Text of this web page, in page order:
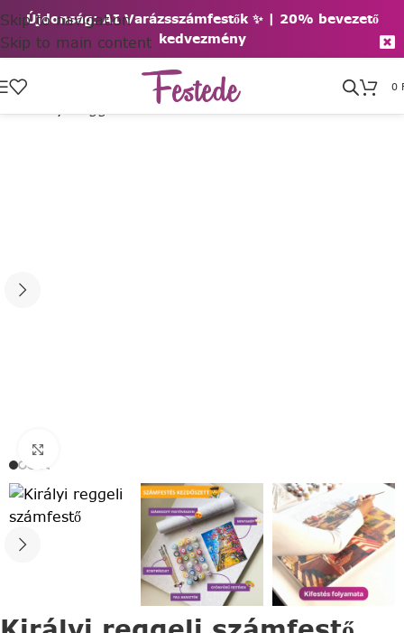
Újdonság: AI Varázsszámfestők ✨ | 20% bevezető
kedvezmény
Skip to navigation
Skip to main content
0